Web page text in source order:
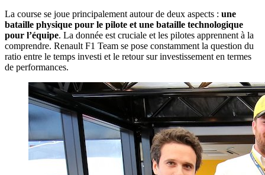
La course se joue principalement autour de deux aspects : une
bataille physique pour le pilote et une bataille technologique
pour l’équipe. La donnée est cruciale et les pilotes apprennent à la
comprendre. Renault F1 Team se pose constamment la question du
ratio entre le temps investi et le retour sur investissement en termes
de performances.